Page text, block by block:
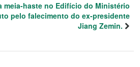
meia-haste no Edifício do Ministério
pelo falecimento do ex-presidente
Jiang Zemin.